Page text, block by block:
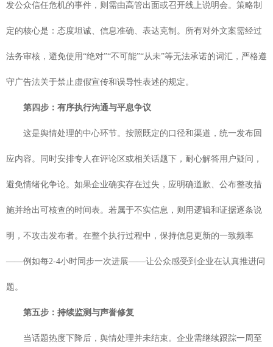
发公众信任危机的事件，则需由高管出面或召开线上说明会。策略制
定的核心是：态度坦诚、信息准确、表达克制。所有对外文案需经过
法务审核，避免使用“绝对”“不可能”“从未”等无法承诺的词汇，严格遵
守广告法关于禁止虚假宣传和误导性表述的规定。
第四步：有序执行沟通与平息争议
这是舆情处理的中心环节。按照既定的口径和渠道，统一发布回
应内容。同时安排专人在评论区或相关话题下，耐心解答用户疑问，
避免情绪化争论。如果企业确实存在过失，应明确道歉、公布整改措
施并给出可核查的时间表。若属于不实信息，则用逻辑和证据逐条说
明，不攻击发布者。在整个执行过程中，保持信息更新的一致频率
——例如每2-4小时同步一次进展——让公众感受到企业在认真推进问
题。
第五步：持续监测与声誉修复
当话题热度下降后，舆情处理并未结束。企业需继续跟踪一周至